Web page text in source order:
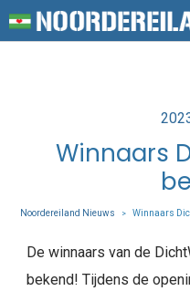
Winnaars
Noordereiland Nieuws > Winnaars
De winnaars van de
bekend! Tijdens de